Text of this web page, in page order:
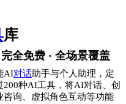
库
全免费 · 全场景覆盖
AI对话助手与个人助理，定
种AI工具，将AI对话、创
询、虚拟角色互动等功能